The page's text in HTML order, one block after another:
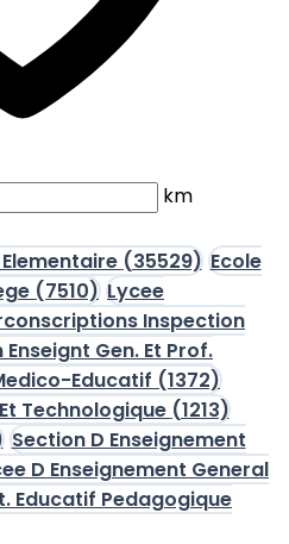
km
(35529) Ecole
(7510) Lycee
Inspection
Gen. Et Prof.
Educatif (1372)
Technologique (1213)
Section D Enseignement
D Enseignement General
Educatif Pedagogique